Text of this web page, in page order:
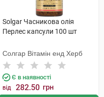
Solgar Часникова олія
Перлес капсули 100 шт
Солгар Вітамін енд Херб
Є в наявності
від 282.50 грн